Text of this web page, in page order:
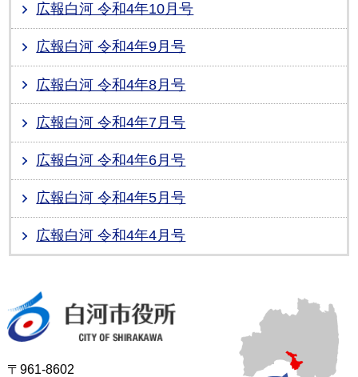
広報白河 令和4年10月号
広報白河 令和4年9月号
広報白河 令和4年8月号
広報白河 令和4年7月号
広報白河 令和4年6月号
広報白河 令和4年5月号
広報白河 令和4年4月号
〒961-8602